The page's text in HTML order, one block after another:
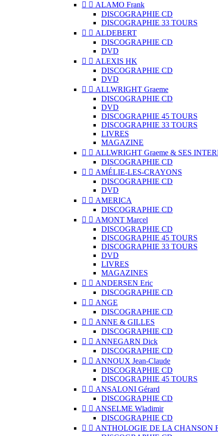
  ALAMO Frank
DISCOGRAPHIE CD
DISCOGRAPHIE 33 TOURS
  ALDEBERT
DISCOGRAPHIE CD
DVD
  ALEXIS HK
DISCOGRAPHIE CD
DVD
  ALLWRIGHT Graeme
DISCOGRAPHIE CD
DVD
DISCOGRAPHIE 45 TOURS
DISCOGRAPHIE 33 TOURS
LIVRES
MAGAZINE
  ALLWRIGHT Graeme & SES
DISCOGRAPHIE CD
  AMÉLIE-LES-CRAYONS
DISCOGRAPHIE CD
DVD
  AMERICA
DISCOGRAPHIE CD
  AMONT Marcel
DISCOGRAPHIE CD
DISCOGRAPHIE 45 TOURS
DISCOGRAPHIE 33 TOURS
DVD
LIVRES
MAGAZINES
  ANDERSEN Eric
DISCOGRAPHIE CD
  ANGE
DISCOGRAPHIE CD
  ANNE & GILLES
DISCOGRAPHIE CD
  ANNEGARN Dick
DISCOGRAPHIE CD
  ANNOUX Jean-Claude
DISCOGRAPHIE CD
DISCOGRAPHIE 45 TOURS
  ANSALONI Gérard
DISCOGRAPHIE CD
  ANSELME Wladimir
DISCOGRAPHIE CD
  ANTHOLOGIE DE LA CHANSON